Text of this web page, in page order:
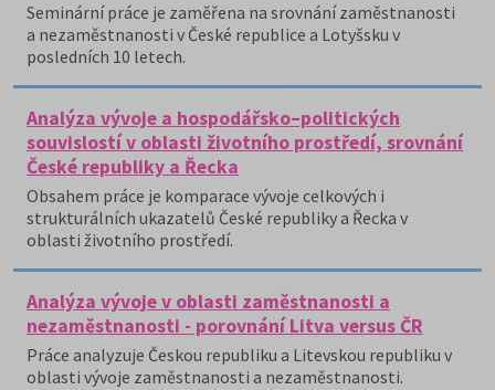
Seminární práce je zaměřena na srovnání zaměstnanosti
a nezaměstnanosti v České republice a Lotyšsku v
posledních 10 letech.
Analýza vývoje a hospodářsko–politických
souvislostí v oblasti životního prostředí, srovnání
České republiky a Řecka
Obsahem práce je komparace vývoje celkových i
strukturálních ukazatelů České republiky a Řecka v
oblasti životního prostředí.
Analýza vývoje v oblasti zaměstnanosti a
nezaměstnanosti - porovnání Litva versus ČR
Práce analyzuje Českou republiku a Litevskou republiku v
oblasti vývoje zaměstnanosti a nezaměstnanosti.